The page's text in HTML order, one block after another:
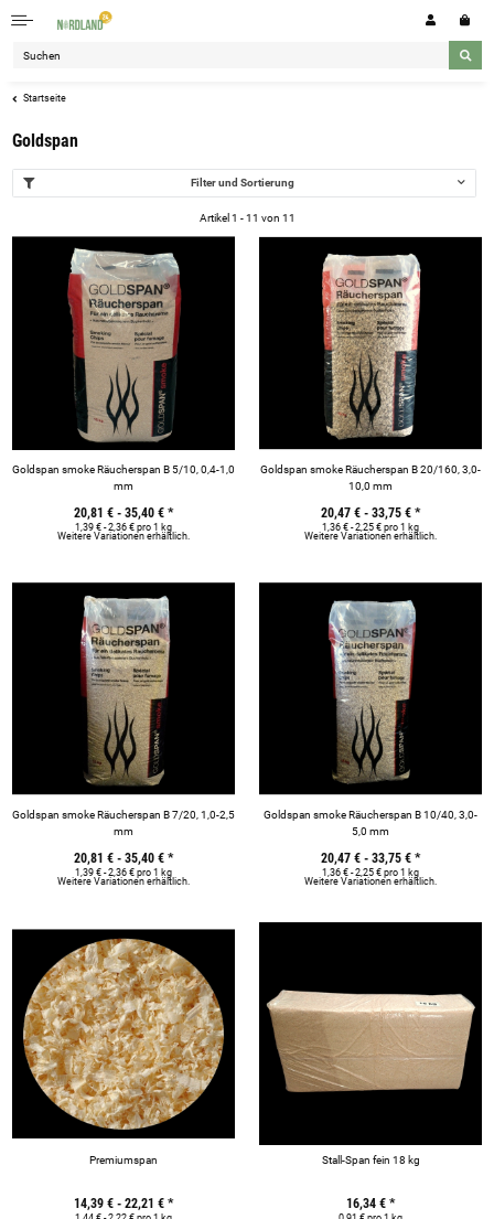
Startseite
Goldspan
Filter und Sortierung
Artikel 1 - 11 von 11
Goldspan smoke Räucherspan B 5/10, 0,4-1,0
mm
20,81 € - 35,40 € *
1,39 € - 2,36 € pro 1 kg
Weitere Variationen erhältlich.
Goldspan smoke Räucherspan B 20/160, 3,0-
10,0 mm
20,47 € - 33,75 € *
1,36 € - 2,25 € pro 1 kg
Weitere Variationen erhältlich.
Goldspan smoke Räucherspan B 7/20, 1,0-2,5
mm
20,81 € - 35,40 € *
1,39 € - 2,36 € pro 1 kg
Weitere Variationen erhältlich.
Goldspan smoke Räucherspan B 10/40, 3,0-
5,0 mm
20,47 € - 33,75 € *
1,36 € - 2,25 € pro 1 kg
Weitere Variationen erhältlich.
Premiumspan
14,39 € - 22,21 € *
Stall-Span fein 18 kg
16,34 € *